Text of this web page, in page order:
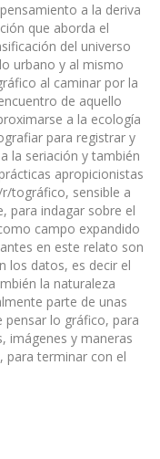
a la deriva
que aborda el
del universo
urbano y al mismo
al caminar por la
de aquello
a la ecología
para registrar y
la seriación y también
apropicionistas
tográfico, sensible a
para indagar sobre el
campo expandido
en este relato son
los datos, es decir el
la naturaleza
parte de unas
lo gráfico, para
imágenes y maneras
para terminar con el